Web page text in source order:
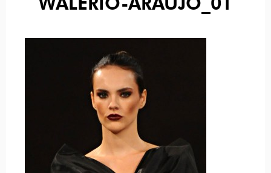
WALERIO-ARAUJO_01